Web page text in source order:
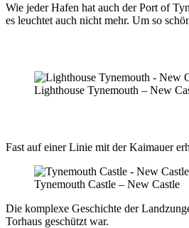
Wie jeder Hafen hat auch der Port of
es leuchtet auch nicht mehr. Um so
Lighthouse Tynemouth – New
Fast auf einer Linie mit der Kaimauer
Tynemouth Castle – New Castle
Die komplexe Geschichte der
Torhaus geschützt war.